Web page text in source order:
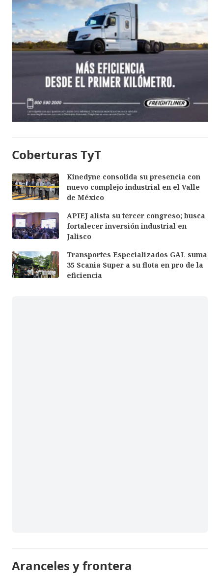
Coberturas TyT
Kinedyne consolida su presencia con
nuevo complejo industrial en el Valle
de México
APIEJ alista su tercer congreso; busca
fortalecer inversión industrial en
Jalisco
Transportes Especializados GAL suma
35 Scania Super a su flota en pro de la
eficiencia
Aranceles y frontera